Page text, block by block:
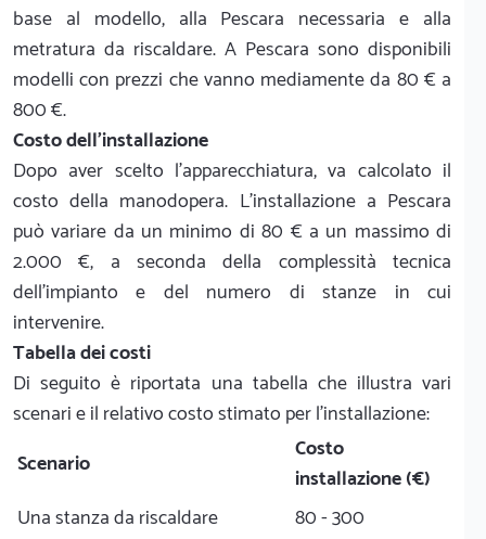
base al modello, alla Pescara necessaria e alla
metratura da riscaldare. A Pescara sono disponibili
modelli con prezzi che vanno mediamente da 80 € a
800 €.
Costo dell'installazione
Dopo aver scelto l'apparecchiatura, va calcolato il
costo della manodopera. L'installazione a Pescara
può variare da un minimo di 80 € a un massimo di
2.000 €, a seconda della complessità tecnica
dell'impianto e del numero di stanze in cui
intervenire.
Tabella dei costi
Di seguito è riportata una tabella che illustra vari
scenari e il relativo costo stimato per l'installazione:
Scenario
Costo
installazione (€)
Una stanza da riscaldare
80 - 300